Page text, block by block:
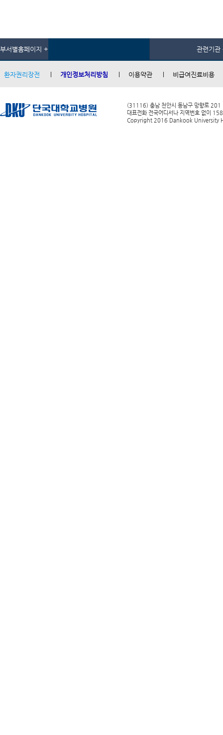
부서별홈페이지 + 관련기관
환자권리장전 개인정보처리방침 이용약관 비급여진료비용
(31116) 충남 천안시 동남구 망향로 201
대표전화 전국어디서나 지역번호 없이
Copyright 2016 Dankook University